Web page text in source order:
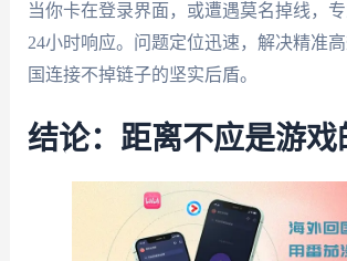
当你卡在登录界面，或遭遇莫名掉线，
24小时响应。问题定位迅速，解决精准
国连接不掉链子的坚实后盾。
结论：距离不应是游戏